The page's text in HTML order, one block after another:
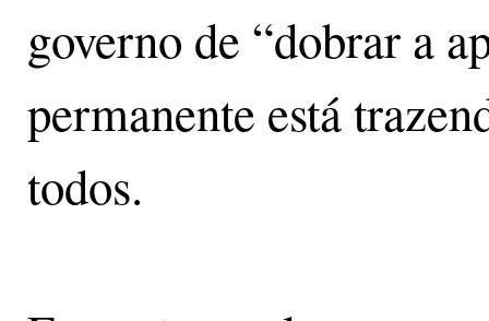
governo de “dobrar a
permanente está
todos.